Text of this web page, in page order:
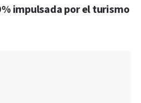
impulsada por el turismo